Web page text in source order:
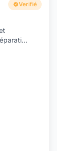
Verifié
...